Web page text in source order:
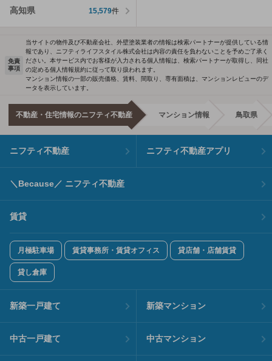
高知県 15,579件
免責
事項
当サイトの物件及び不動産会社、外壁塗装業者の情報は検索パートナーが提供している情
報であり、ニフティライフスタイル株式会社は内容の責任を負わないことを予めご了承く
ださい。本サービス内でお客様が入力される個人情報は、検索パートナーが取得し、同社
の定める個人情報規約に従って取り扱われます。
マンション情報の一部の販売価格、賃料、間取り、専有面積は、マンションレビューのデ
ータを表示しています。
不動産・住宅情報のニフティ不動産 マンション情報 鳥取県
ニフティ不動産 ニフティ不動産アプリ
＼Because／ ニフティ不動産
賃貸
月極駐車場 賃貸事務所・賃貸オフィス 貸店舗・店舗賃貸
貸し倉庫
新築一戸建て 新築マンション
中古一戸建て 中古マンション